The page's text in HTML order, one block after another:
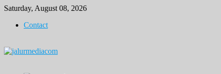
Skip
content
Saturday, August 08, 2026
Contact